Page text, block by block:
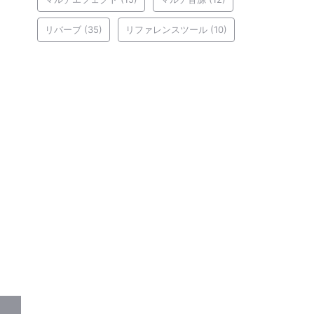
リバーブ (35) リファレンスツール (10)